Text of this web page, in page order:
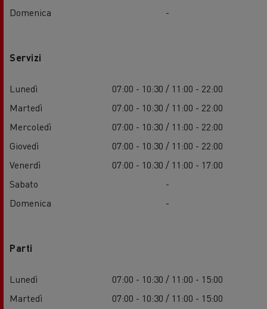
Domenica
-
Servizi
Lunedì
07:00 - 10:30 / 11:00 - 22:00
Martedì
07:00 - 10:30 / 11:00 - 22:00
Mercoledì
07:00 - 10:30 / 11:00 - 22:00
Giovedì
07:00 - 10:30 / 11:00 - 22:00
Venerdì
07:00 - 10:30 / 11:00 - 17:00
Sabato
-
Domenica
-
Parti
Lunedì
07:00 - 10:30 / 11:00 - 15:00
Martedì
07:00 - 10:30 / 11:00 - 15:00